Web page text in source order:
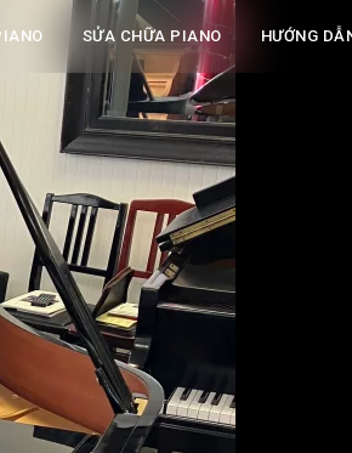
SỬA CHỮA PIANO HƯỚNG